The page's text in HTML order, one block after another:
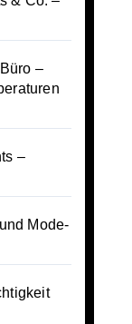
–
–
Mode-